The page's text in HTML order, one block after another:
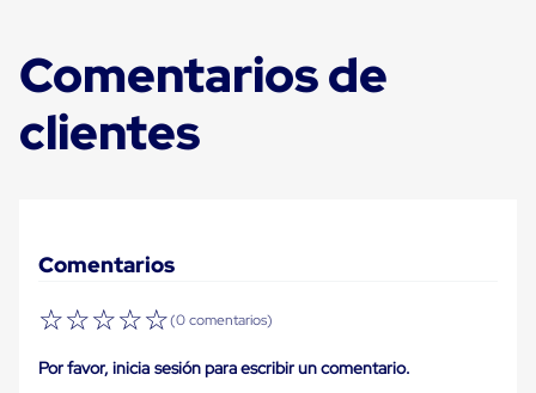
Carton
Tarimas
Tarimas
de
de
Manufactura
Tarimas
de
Comentarios de
clientes
Comentarios
☆☆☆☆☆(0 comentarios)
Por favor, inicia sesión para escribir un comentario.